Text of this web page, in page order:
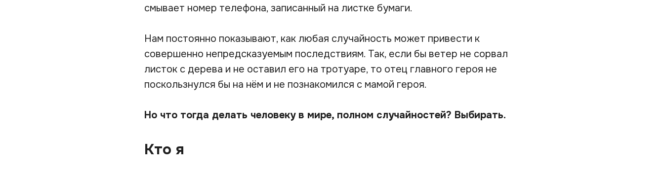
смывает номер телефона, записанный на листке бумаги.
Нам постоянно показывают, как любая случайность может привести к
совершенно непредсказуемым последствиям. Так, если бы ветер не сорвал
листок с дерева и не оставил его на тротуаре, то отец главного героя не
поскользнулся бы на нём и не познакомился с мамой героя.
Но что тогда делать человеку в мире, полном случайностей? Выбирать.
Кто я